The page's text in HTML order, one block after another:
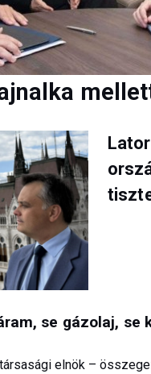
se gázolaj, se
elnök –